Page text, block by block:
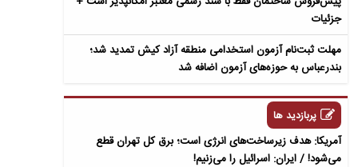
جزئیات
مهلت ثبت‌نام آزمون استخدامی منطقه آزاد کیش تمدید شد؛
بندرعباس به حوزه‌های آزمون اضافه شد
پربازدید ها
آمریکا: هدف زیرساخت‌های انرژی است؛ برق کل تهران قطع
می‌شود! / ایران: اسرائیل را می‌زنیم!